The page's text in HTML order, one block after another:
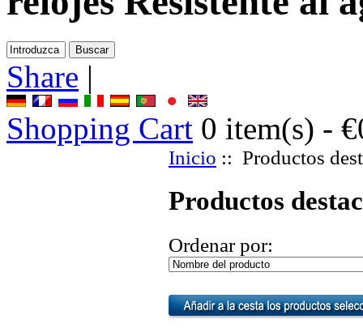
Share |
Shopping Cart 0 item(s) -
Inicio :: Productos
Productos
Ordenar por: